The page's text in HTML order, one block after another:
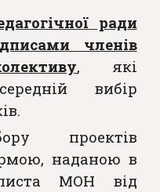
ради
членів
, які
вибір
проектів
наданою в
МОН від